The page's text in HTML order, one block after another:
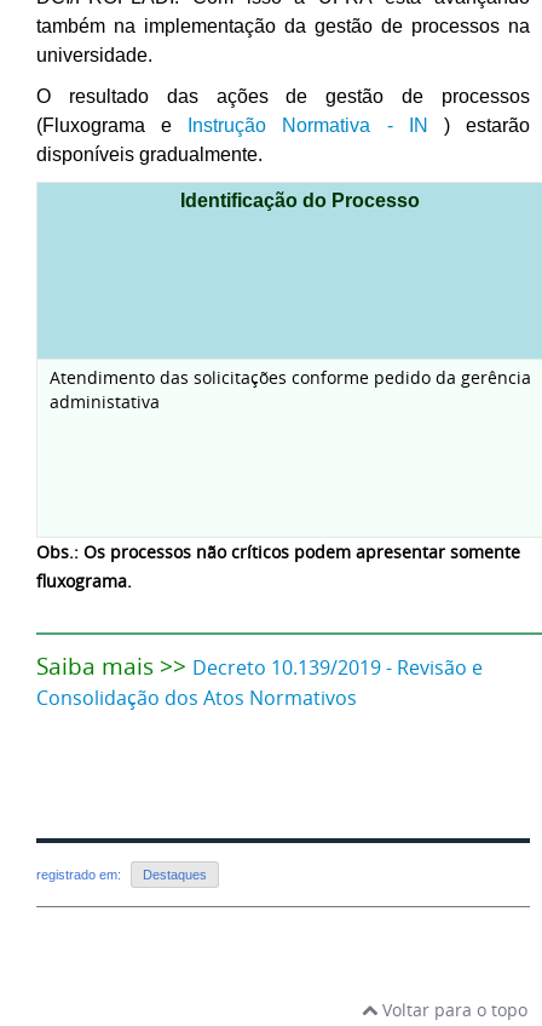
também na implementação da gestão de processos na
universidade.
O resultado das ações de gestão de processos
(Fluxograma e
Instrução Normativa - IN
) estarão
disponíveis gradualmente.
Identificação do Processo
Atendimento das solicitações conforme pedido da gerência
administativa
Obs.: Os processos não críticos podem apresentar somente
fluxograma.
Saiba mais >> Decreto 10.139/2019 - Revisão e
Consolidação dos Atos Normativos
registrado em: Destaques
Voltar para o topo